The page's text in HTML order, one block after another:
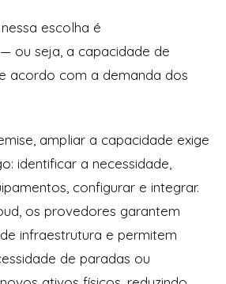
escolha é
— ou seja, a capacidade de
acordo com a demanda dos
ampliar a capacidade exige
identificar a necessidade,
configurar e integrar.
os provedores garantem
infraestrutura e permitem
de paradas ou